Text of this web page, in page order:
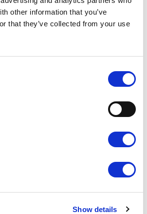
other information that you’ve
that they’ve collected from your use
Show details
19,47 zł
Najniższa cena z 30